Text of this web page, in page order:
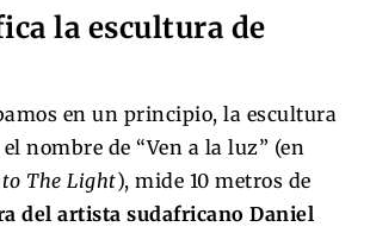
la escultura de
en un principio, la escultura
nombre de “Ven a la luz” (en
The Light), mide 10 metros de
del artista sudafricano Daniel